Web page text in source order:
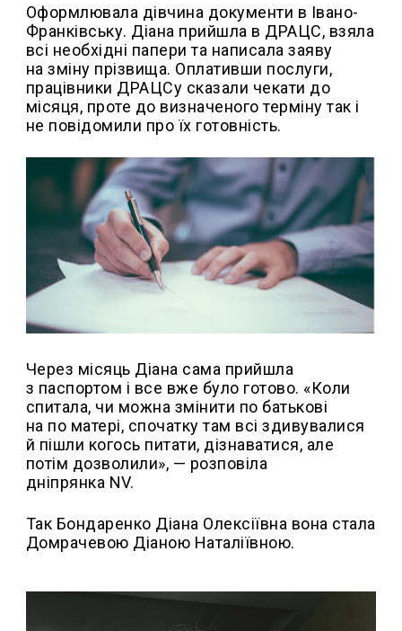
Оформлювала дівчина документи в Івано-
Франківську. Діана прийшла в ДРАЦС, взяла
всі необхідні папери та написала заяву
на зміну прізвища. Оплативши послуги,
працівники ДРАЦСу сказали чекати до
місяця, проте до визначеного терміну так і
не повідомили про їх готовність.
Через місяць Діана сама прийшла
з паспортом і все вже було готово. «Коли
спитала, чи можна змінити по батькові
на по матері, спочатку там всі здивувалися
й пішли когось питати, дізнаватися, але
потім дозволили», — розповіла
дніпрянка NV.
Так Бондаренко Діана Олексіївна вона стала
Домрачевою Діаною Наталіївною.